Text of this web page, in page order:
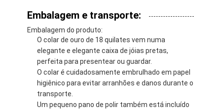
Embalagem e transporte:
Embalagem do produto:
O colar de ouro de 18 quilates vem numa
elegante e elegante caixa de jóias pretas,
perfeita para presentear ou guardar.
O colar é cuidadosamente embrulhado em papel
higiênico para evitar arranhões e danos durante o
transporte.
Um pequeno pano de polir também está incluído